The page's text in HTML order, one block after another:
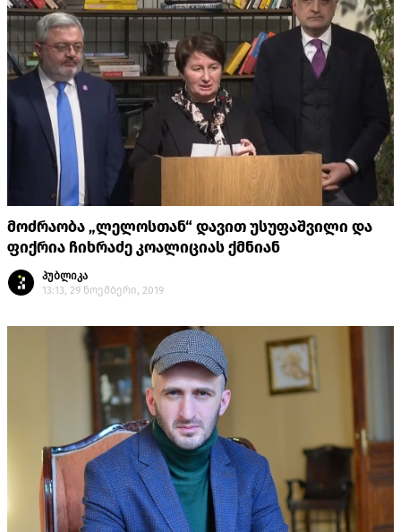
მოძრაობა „ლელოსთან“ დავით უსუფაშვილი და
ფიქრია ჩიხრაძე კოალიციას ქმნიან
პუბლიკა
13:13, 29 ნოემბერი, 2019